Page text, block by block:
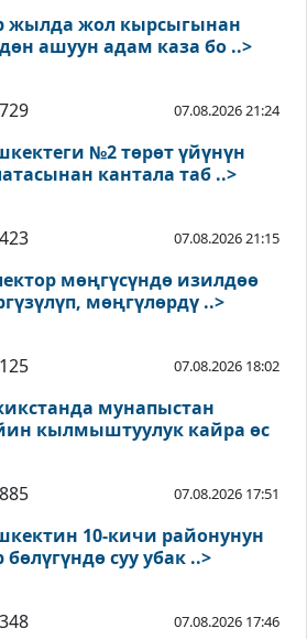
жылда жол кырсыгынан
ашуун адам каза бо ..>
07.08.2026 21:24
№2 төрөт үйүнүн
кантала таб ..>
07.08.2026 21:15
мөңгүсүндө изилдөө
мөңгүлөрдү ..>
07.08.2026 18:02
мунапыстан
кылмыштуулук кайра өс
07.08.2026 17:51
10-кичи районунун
бөлүгүндө суу убак ..>
07.08.2026 17:46